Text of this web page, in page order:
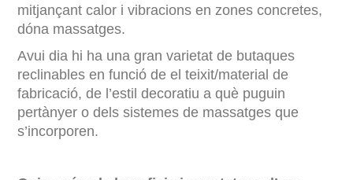
mitjançant calor i vibracions en zones concretes,
dóna massatges.
Avui dia hi ha una gran varietat de butaques
reclinables en funció de el teixit/material de
fabricació, de l’estil decoratiu a què puguin
pertànyer o dels sistemes de massatges que
s’incorporen.